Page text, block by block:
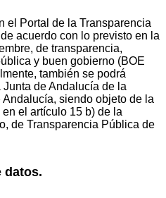
el Portal de la Transparencia
acuerdo con lo previsto en la
de transparencia,
y buen gobierno (BOE
también se podrá
de Andalucía de la
siendo objeto de la
el artículo 15 b) de la
de Transparencia Pública de